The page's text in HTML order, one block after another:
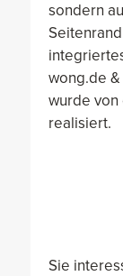
sondern
wong.de
wurde von
realisiert.
Sie